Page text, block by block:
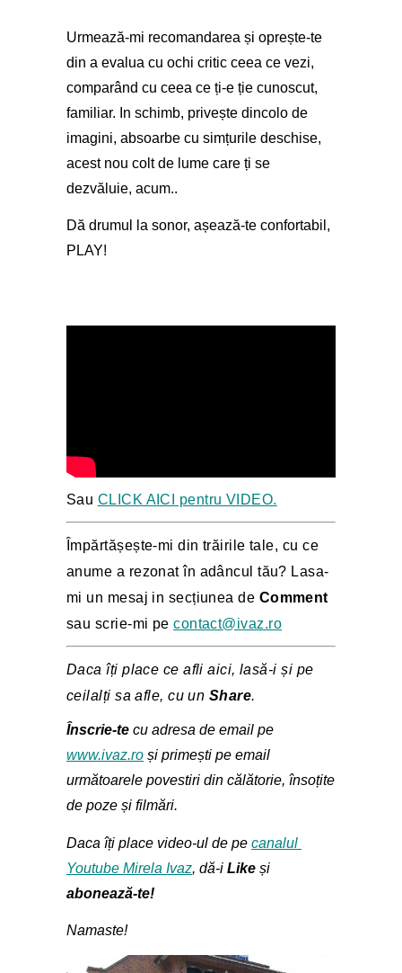
Urmează-mi recomandarea și oprește-te
din a evalua cu ochi critic ceea ce vezi,
comparând cu ceea ce ți-e ție cunoscut,
familiar. In schimb, privește dincolo de
imagini, absoarbe cu simțurile deschise,
acest nou colt de lume care ți se
dezvăluie, acum..
Dă drumul la sonor, așează-te confortabil,
PLAY!
Sau CLICK AICI pentru VIDEO.
Împărtășește-mi din trăirile tale, cu ce
anume a rezonat în adâncul tău? Lasa-
mi un mesaj in secțiunea de
sau scrie-mi pe contact@ivaz.ro
Daca îți place ce afli aici, lasă-i și pe
ceilalți sa afle, cu un Share.
Înscrie-te
www.ivaz.ro și primești pe email
următoarele povestiri din călătorie, însoțite
de poze și filmări.
Daca îți place video-ul de pe canalul
Youtube Mirela Ivaz, dă-i Like
abonează-te!
Namaste!